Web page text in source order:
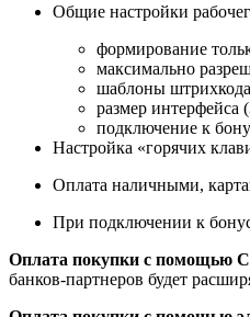
Общие настройки
формирование
максимально
шаблоны штрихкода
размер интерфейса
подключение к
Настройка «горячих
Оплата наличными,
При подключении к
Оплата покупки с помощью
банков-партнеров будет